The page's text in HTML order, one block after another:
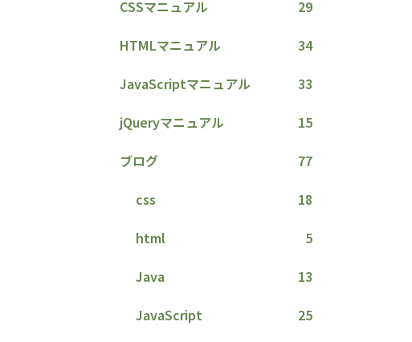
CSSマニュアル
29
HTMLマニュアル
34
JavaScriptマニュアル
33
jQueryマニュアル
15
ブログ
77
css
18
html
5
Java
13
JavaScript
25